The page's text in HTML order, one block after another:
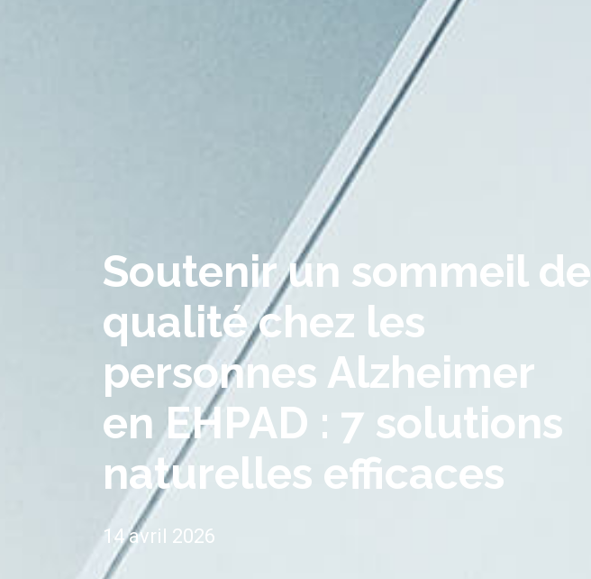
Soutenir un sommeil de
qualité chez les
personnes Alzheimer
en EHPAD : 7 solutions
naturelles efficaces
14 avril 2026